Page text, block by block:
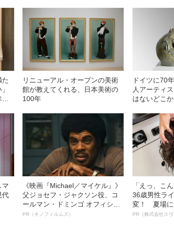
た
リニューアル・オープンの美術
館が教えてくれる、日本美術の
100年
ドイツに70
人アーティ
はないどこ
代
《映画『Michael／マイケル』》
父ジョセフ・ジャクソン役、コ
ールマン・ドミンゴ オフィシャ
ルインタビュー“観客を魅了した
PR（キノフィルムズ）
「えっ、こ
36歳男性ラ
変！ 夏場に
オイ”や“ベタ
PR（株式会社スヴ